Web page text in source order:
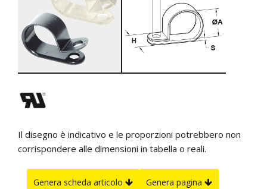
Il disegno è indicativo e le proporzioni potrebbero non
corrispondere alle dimensioni in tabella o reali.
Genera scheda articolo Genera pagina